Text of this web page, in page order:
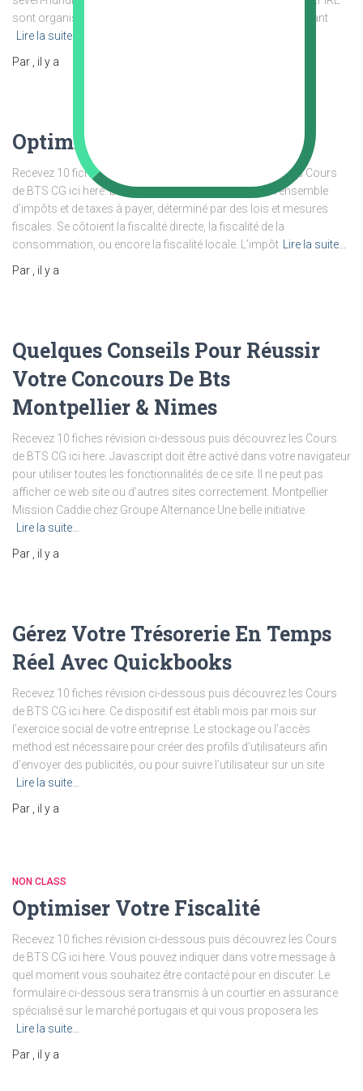
sont organisés sur les 3 premiers jours de la semaine pendant
Lire la suite…
Par
, il y a
Optimiser Votre Fiscalité
Recevez 10 fiches révision ci-dessous puis découvrez les Cours
de BTS CG ici here. La fiscalité des entreprises est un ensemble
d’impôts et de taxes à payer, déterminé par des lois et mesures
fiscales. Se côtoient la fiscalité directe, la fiscalité de la
consommation, ou encore la fiscalité locale. L’impôt
Lire la suite…
Par
, il y a
Quelques Conseils Pour Réussir
Votre Concours De Bts
Montpellier & Nimes
Recevez 10 fiches révision ci-dessous puis découvrez les Cours
de BTS CG ici here. Javascript doit être activé dans votre navigateur
pour utiliser toutes les fonctionnalités de ce site. Il ne peut pas
afficher ce web site ou d’autres sites correctement. Montpellier
Mission Caddie chez Groupe Alternance Une belle initiative
Lire la suite…
Par
, il y a
Gérez Votre Trésorerie En Temps
Réel Avec Quickbooks
Recevez 10 fiches révision ci-dessous puis découvrez les Cours
de BTS CG ici here. Ce dispositif est établi mois par mois sur
l’exercice social de votre entreprise. Le stockage ou l’accès
method est nécessaire pour créer des profils d’utilisateurs afin
d’envoyer des publicités, ou pour suivre l’utilisateur sur un site
Lire la suite…
Par
, il y a
NON CLASS
Optimiser Votre Fiscalité
Recevez 10 fiches révision ci-dessous puis découvrez les Cours
de BTS CG ici here. Vous pouvez indiquer dans votre message à
quel moment vous souhaitez être contacté pour en discuter. Le
formulaire ci-dessous sera transmis à un courtier en assurance
spécialisé sur le marché portugais et qui vous proposera les
Lire la suite…
Par
, il y a